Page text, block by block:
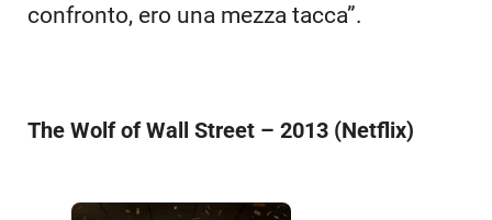
confronto, ero una mezza tacca”.
The Wolf of Wall Street – 2013 (Netflix)